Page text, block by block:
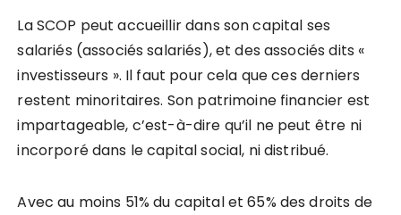
La SCOP peut accueillir dans son capital ses
salariés (associés salariés), et des associés dits «
investisseurs ». Il faut pour cela que ces derniers
restent minoritaires. Son patrimoine financier est
impartageable, c’est-à-dire qu’il ne peut être ni
incorporé dans le capital social, ni distribué.
Avec au moins 51% du capital et 65% des droits de